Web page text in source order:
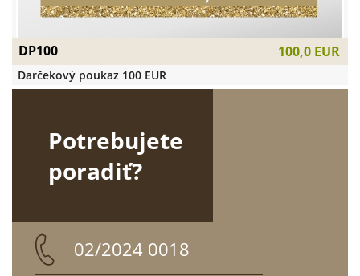
DP100 100,0 EUR
Darčekový poukaz 100 EUR
Potrebujete
poradiť?
02/2024 0018